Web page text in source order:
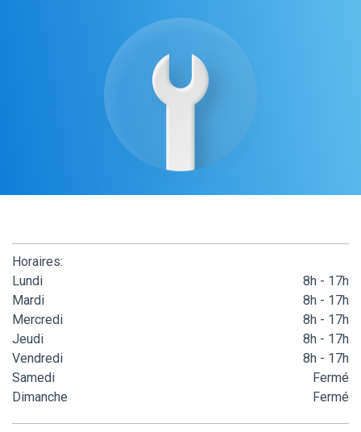
Horaires:
Lundi
8h - 17h
Mardi
8h - 17h
Mercredi
8h - 17h
Jeudi
8h - 17h
Vendredi
8h - 17h
Samedi
Fermé
Dimanche
Fermé